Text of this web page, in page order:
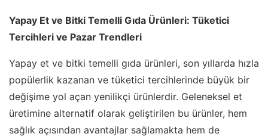
Yapay Et ve Bitki Temelli Gıda Ürünleri: Tüketici
Tercihleri ve Pazar Trendleri
Yapay et ve bitki temelli gıda ürünleri, son yıllarda hızla
popülerlik kazanan ve tüketici tercihlerinde büyük bir
değişime yol açan yenilikçi ürünlerdir. Geleneksel et
üretimine alternatif olarak geliştirilen bu ürünler, hem
sağlık açısından avantajlar sağlamakta hem de